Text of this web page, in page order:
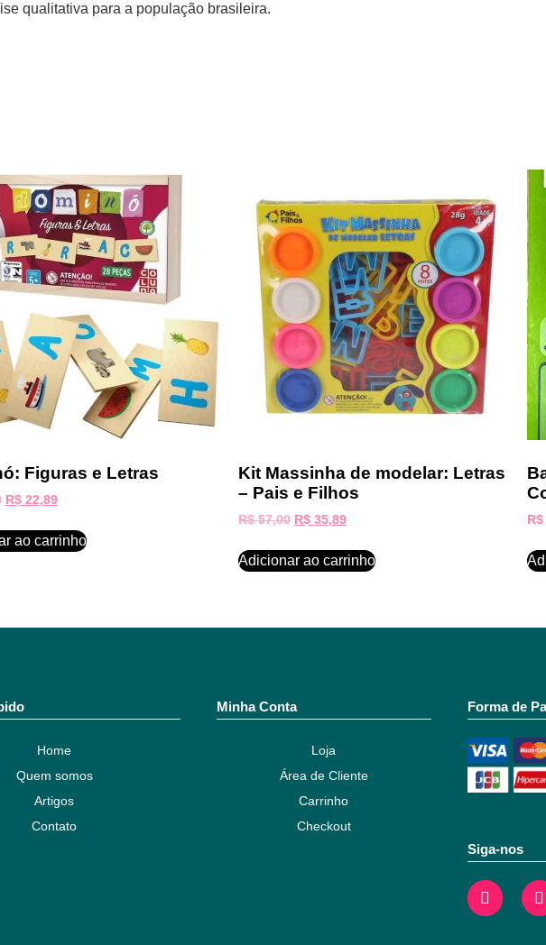
qualitativa para a população brasileira.
Figuras e Letras
R$ 22,89
ao carrinho
Kit Massinha de modelar: Letras
– Pais e Filhos
R$57,00 R$ 35,89
Adicionar ao carrinho
R$
Home
Quem somos
Artigos
Contato
Minha Conta
Loja
Área de Cliente
Carrinho
Checkout
Forma de
Siga-nos